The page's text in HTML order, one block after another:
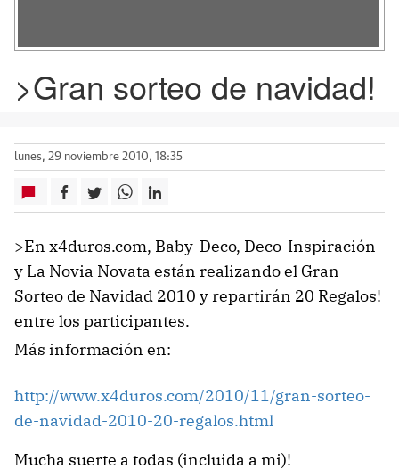
>Gran sorteo de navidad!
lunes, 29 noviembre 2010, 18:35
>En x4duros.com, Baby-Deco, Deco-Inspiración
y La Novia Novata están realizando el Gran
Sorteo de Navidad 2010 y repartirán 20 Regalos!
entre los participantes.
Más información en:
http://www.x4duros.com/2010/11/gran-sorteo-
de-navidad-2010-20-regalos.html
Mucha suerte a todas (incluida a mi)!